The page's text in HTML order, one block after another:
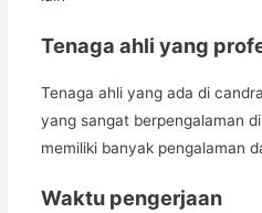
Tenaga ahli yang
Tenaga ahli yang ada di
yang sangat berpengalaman
memiliki banyak pengalaman
Waktu pengerjaan